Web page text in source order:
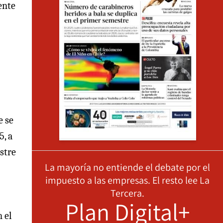
se
a
el
La mayoría no entiende el debate por el
impuesto a las empresas. El resto lee La
Tercera.
Plan Digital+